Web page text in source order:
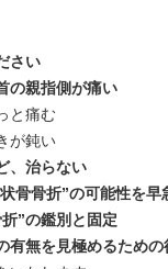
さい
の親指側が痛い
と痛む
が鈍い
、治らない
骨骨折”の可能性を早
”の鑑別と固定
有無を見極めるための